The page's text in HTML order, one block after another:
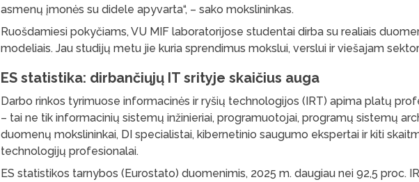
asmenų įmonės su didele apyvarta“, – sako mokslininkas.
Ruošdamiesi pokyčiams, VU MIF laboratorijose studentai dirba su realiais
modeliais. Jau studijų metu jie kuria sprendimus mokslui, verslui ir viešajam
ES statistika: dirbančiųjų IT srityje skaičius auga
Darbo rinkos tyrimuose informacinės ir ryšių technologijos (IRT) apima platų
– tai ne tik informacinių sistemų inžinieriai, programuotojai, programų sistemų
duomenų mokslininkai, DI specialistai, kibernetinio saugumo ekspertai ir kiti
technologijų profesionalai.
ES statistikos tarnybos (Eurostato) duomenimis, 2025 m. daugiau nei 92,5 proc.